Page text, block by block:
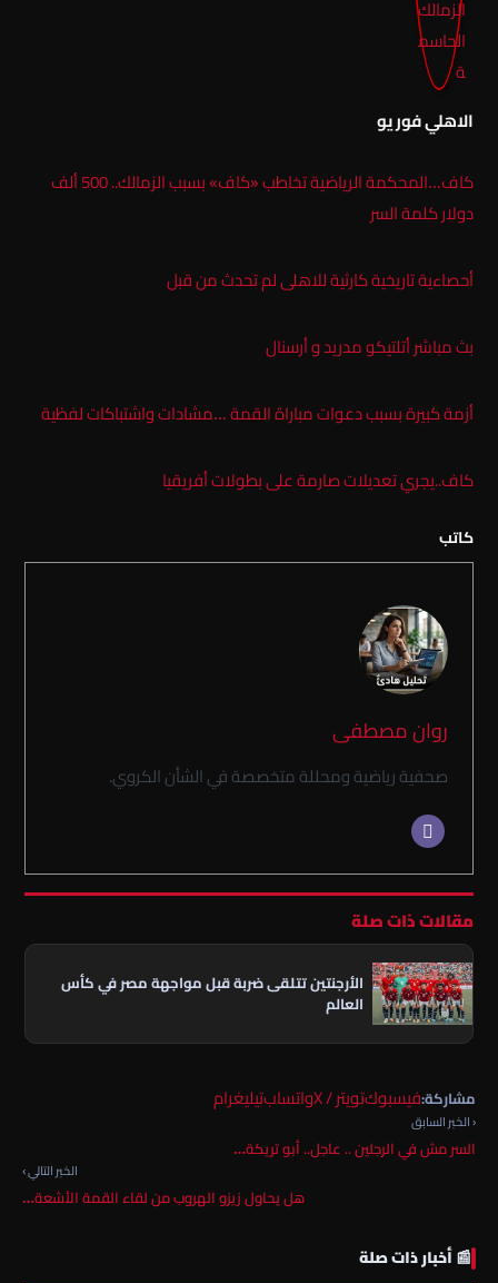
الاهلي فور يو
كاف…المحكمة الرياضية تخاطب «كاف» بسبب الزمالك.. 500 ألف
دولار كلمة السر
أحصاءية تاريخية كارثية للاهلى لم تحدث من قبل
بث مباشر أتلتيكو مدريد و أرسنال
أزمة كبيرة بسبب دعوات مباراة القمة …مشادات واشتباكات لفظية
كاف..يجري تعديلات صارمة على بطولات أفريقيا
كاتب
روان مصطفى
صحفية رياضية ومحللة متخصصة في الشأن الكروي.
مقالات ذات صلة
الأرجنتين تتلقى ضربة قبل مواجهة مصر في كأس
العالم
مشاركة:فيسبوكتويتر / X واتسابتيليغرام
‹ الخبر السابق
السر مش في الرجلين .. عاجل.. أبو تريكة…
الخبر التالي ›
هل يحاول زيزو الهروب من لقاء القمة الأشعة…
📰 أخبار ذات صلة